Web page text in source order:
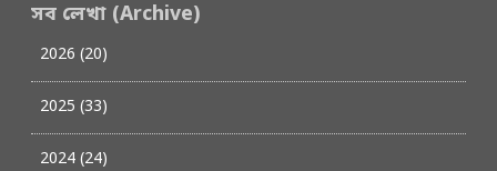
সব লেখা (Archive)
2026 (20)
2025 (33)
2024 (24)